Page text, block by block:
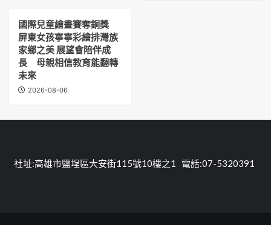
國際兒童繪畫賽奪銅獎
屏東女孩寧寧彩繪排灣族
家鄉之美 展望會陪伴成
長 母親相信教育能翻轉
未來
2026-08-06
社址:高雄市鹽埕區大安街115號10樓之1 電話:07-5320391